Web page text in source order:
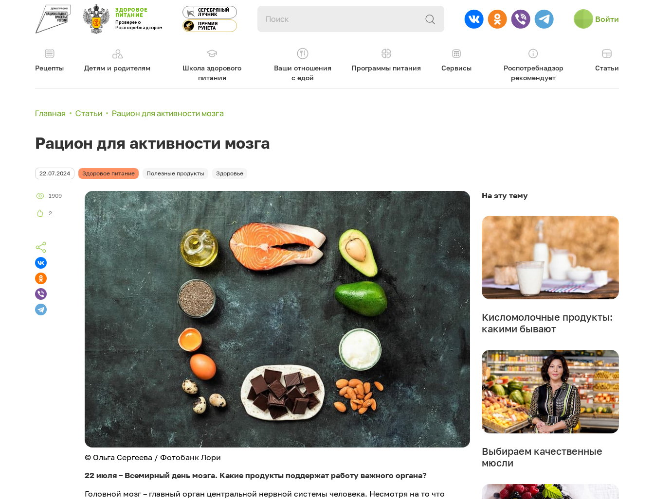
ЗДОРОВОЕ
ПИТАНИЕ
Проверено
Роспотребнадзором
СЕРЕБРЯНЫЙ
ЛУЧНИК
ПРЕМИЯ
РУНЕТА
Войти
Рецепты Детям и родителям
Школа здорового
питания
Ваши отношения
с едой
Программы питания Сервисы
Роспотребнадзор
рекомендует
Статьи
Главная Статьи Рацион для активности мозга
Рацион для активности мозга
22.07.2024 Здоровое питание Полезные продукты Здоровье
1909
2
© Ольга Сергеева / Фотобанк Лори
22 июля – Всемирный день мозга. Какие продукты поддержат работу важного органа?
Головной мозг – главный орган центральной нервной системы человека. Несмотря на то что
На эту тему
Кисломолочные продукты:
какими бывают
Выбираем качественные
мюсли